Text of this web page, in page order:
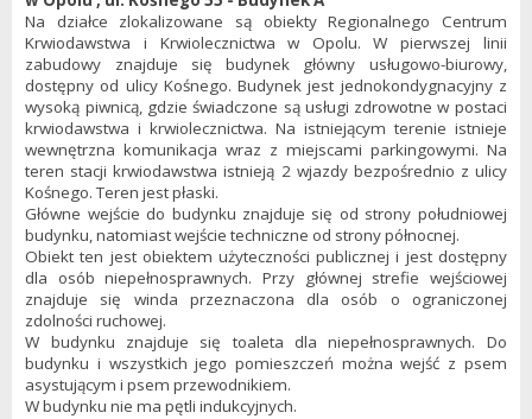
Na działce zlokalizowane są obiekty Regionalnego Centrum
Krwiodawstwa i Krwiolecznictwa w Opolu. W pierwszej linii
zabudowy znajduje się budynek główny usługowo-biurowy,
dostępny od ulicy Kośnego. Budynek jest jednokondygnacyjny z
wysoką piwnicą, gdzie świadczone są usługi zdrowotne w postaci
krwiodawstwa i krwiolecznictwa. Na istniejącym terenie istnieje
wewnętrzna komunikacja wraz z miejscami parkingowymi. Na
teren stacji krwiodawstwa istnieją 2 wjazdy bezpośrednio z ulicy
Kośnego. Teren jest płaski.
Główne wejście do budynku znajduje się od strony południowej
budynku, natomiast wejście techniczne od strony północnej.
Obiekt ten jest obiektem użyteczności publicznej i jest dostępny
dla osób niepełnosprawnych. Przy głównej strefie wejściowej
znajduje się winda przeznaczona dla osób o ograniczonej
zdolności ruchowej.
W budynku znajduje się toaleta dla niepełnosprawnych. Do
budynku i wszystkich jego pomieszczeń można wejść z psem
asystującym i psem przewodnikiem.
W budynku nie ma pętli indukcyjnych.